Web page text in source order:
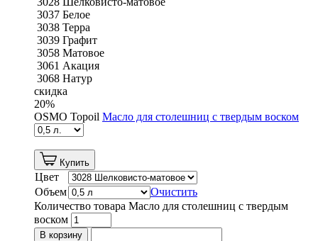
3037 Белое
3038 Терра
3039 Графит
3058 Матовое
3061 Акация
3068 Натур
скидка
20%
OSMO Topoil Масло для столешниц с твердым воском
Купить
Цвет
Объем
Очистить
Количество товара Масло для столешниц с твердым
воском
В корзину